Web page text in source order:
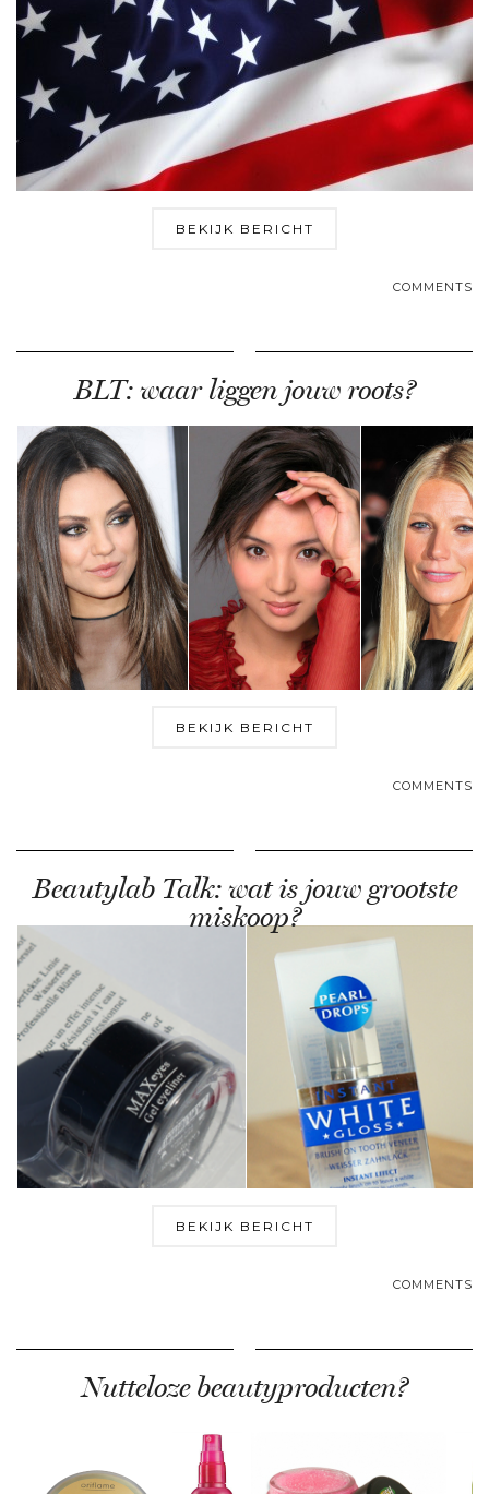
BEKIJK BERICHT
COMMENTS
BLT: waar liggen jouw roots?
BEKIJK BERICHT
COMMENTS
Beautylab Talk: wat is jouw grootste
miskoop?
BEKIJK BERICHT
COMMENTS
Nutteloze beautyproducten?